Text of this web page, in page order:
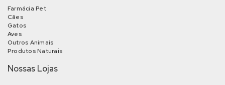
Farmácia Pet
Cães
Gatos
Aves
Outros Animais
Produtos Naturais
Nossas Lojas